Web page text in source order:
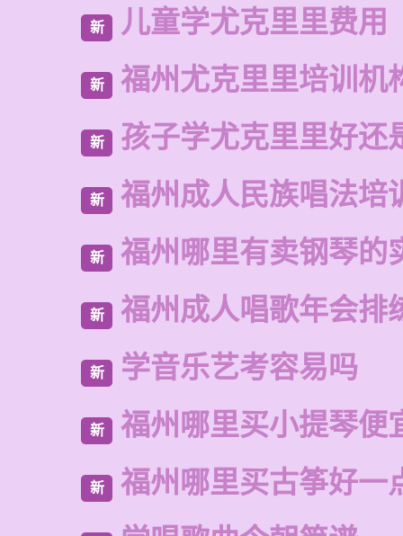
新 儿童学尤克里里费用
新 福州尤克里里培训机
新 孩子学尤克里里好还
新 福州成人民族唱法培
新 福州哪里有卖钢琴的
新 福州成人唱歌年会排
新 学音乐艺考容易吗
新 福州哪里买小提琴便
新 福州哪里买古筝好一